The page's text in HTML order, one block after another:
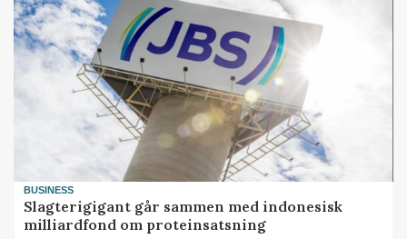
BUSINESS
Slagterigigant går sammen med indonesisk
milliardfond om proteinsatsning